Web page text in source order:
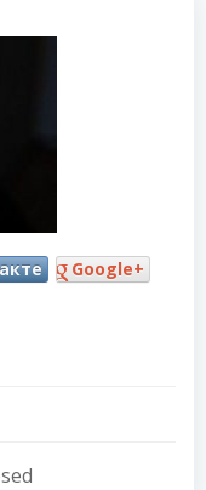
Google+